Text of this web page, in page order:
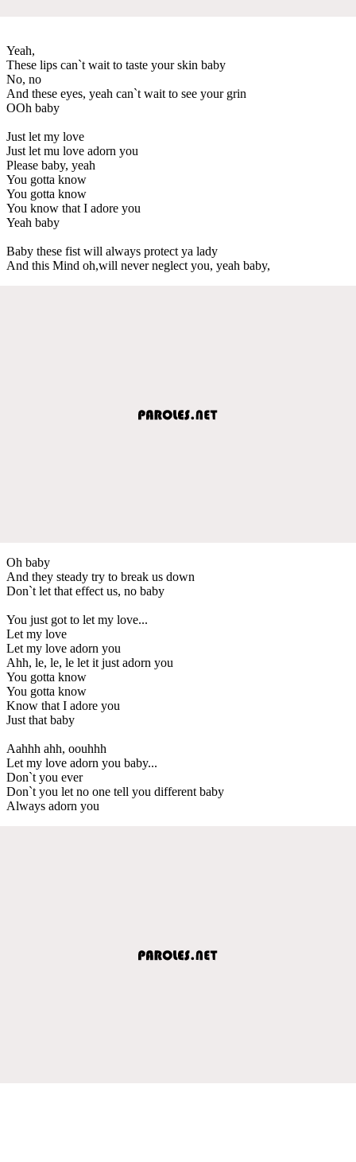
Yeah,
These lips can`t wait to taste your skin baby
No, no
And these eyes, yeah can`t wait to see your grin
OOh baby
Just let my love
Just let mu love adorn you
Please baby, yeah
You gotta know
You gotta know
You know that I adore you
Yeah baby
Baby these fist will always protect ya lady
And this Mind oh,will never neglect you, yeah baby,
Oh baby
And they steady try to break us down
Don`t let that effect us, no baby
You just got to let my love...
Let my love
Let my love adorn you
Ahh, le, le, le let it just adorn you
You gotta know
You gotta know
Know that I adore you
Just that baby
Aahhh ahh, oouhhh
Let my love adorn you baby...
Don`t you ever
Don`t you let no one tell you different baby
Always adorn you